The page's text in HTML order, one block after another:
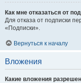
Как мне отказаться от
Для отказа от подписки
«Подписки».
Вернуться к началу
Вложения
Какие вложения